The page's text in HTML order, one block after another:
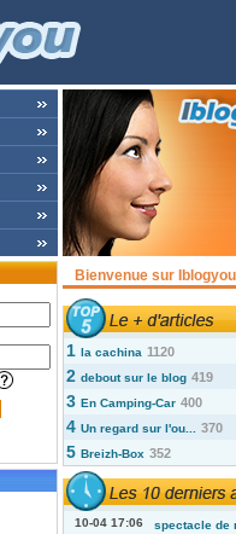
Bienvenue sur
1 la cachina 1120
2 debout sur le blog 419
3 En Camping-Car 400
4 Un regard sur l'ou... 370
5 Breizh-Box 352
10-04 17:06
spectacle de